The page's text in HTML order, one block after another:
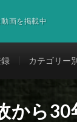
画を掲載中
カテゴリー
から